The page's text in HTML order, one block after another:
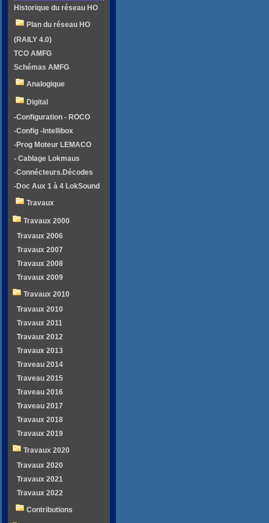
Historique du réseau HO
Plan du réseau HO
(RAILY 4.0)
TCO AMFG
Schémas AMFG
Analogique
Digital
-Configuration - ROCO
-Config -Intellibox
-Prog Moteur LEMACO
- Cablage Lokmaus
-Connécteurs.Décodes
-Doc Aux 1 à 4 LokSound
Travaux
Travaux 2000
Travaux 2006
Travaux 2007
Travaux 2008
Travaux 2009
Travaux 2010
Travaux 2010
Travaux 2011
Travaux 2012
Travaux 2013
Traveau 2014
Traveau 2015
Traveau 2016
Traveau 2017
Travaux 2018
Travaux 2019
Travaux 2020
Travaux 2020
Travaux 2021
Travaux 2022
Contributions